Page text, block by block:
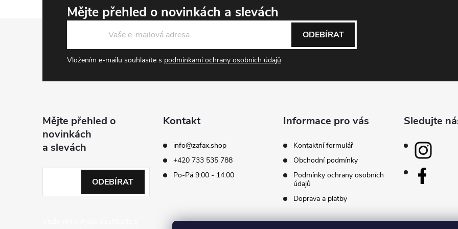
Mějte přehled o novinkách a slevách
Vložením e-mailu souhlasíte s podmínkami ochrany osobních údajů
ODEBÍRAT
Mějte přehled o
novinkách
a slevách
ODEBÍRAT
Kontakt
info@zafax.shop
+420 733 535 788
Po-Pá 9:00 - 14:00
Informace pro vás
Kontaktní formulář
Obchodní podmínky
Podmínky ochrany osobních
údajů
Doprava a platby
Sledujte